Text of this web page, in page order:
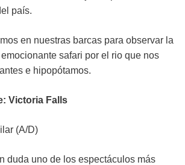
país.
en nuestras barcas para observar la
safari por el rio que nos
e hipopótamos.
Victoria Falls
(A/D)
duda uno de los espectáculos más